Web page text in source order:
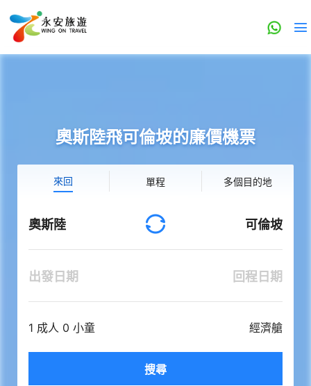
奧斯陸飛可倫坡的廉價機票
來回 單程 多個目的地
奧斯陸 可倫坡
出發日期 回程日期
1 成人 0 小童 經濟艙
搜尋